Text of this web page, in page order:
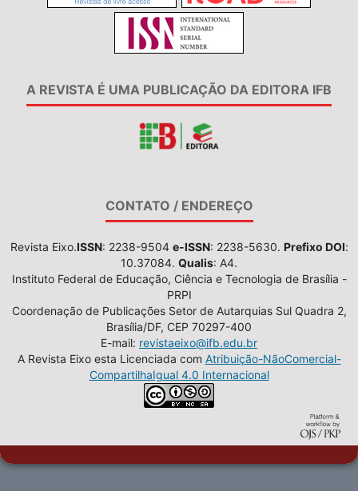
A REVISTA É UMA PUBLICAÇÃO DA EDITORA IFB
CONTATO / ENDEREÇO
Revista Eixo.ISSN: 2238-9504 e-ISSN: 2238-5630. Prefixo DOI:
10.37084. Qualis: A4.
Instituto Federal de Educação, Ciência e Tecnologia de Brasília -
PRPI
Coordenação de Publicações Setor de Autarquias Sul Quadra 2,
Brasília/DF, CEP 70297-400
E-mail: revistaeixo@ifb.edu.br
A Revista Eixo esta Licenciada com Atribuição-NãoComercial-
CompartilhaIgual 4.0 Internacional